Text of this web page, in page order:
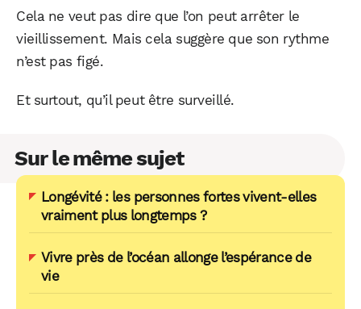
Cela ne veut pas dire que l’on peut arrêter le
vieillissement. Mais cela suggère que son rythme
n’est pas figé.
Et surtout, qu’il peut être surveillé.
Sur le même sujet
Longévité : les personnes fortes vivent-elles
vraiment plus longtemps ?
Vivre près de l’océan allonge l’espérance de
vie